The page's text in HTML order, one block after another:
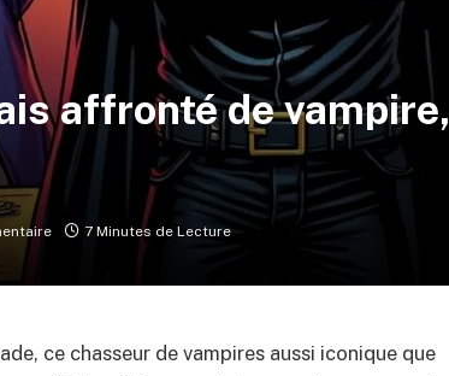
affronté de vampire,
7 Minutes de Lecture
ce chasseur de vampires aussi iconique que